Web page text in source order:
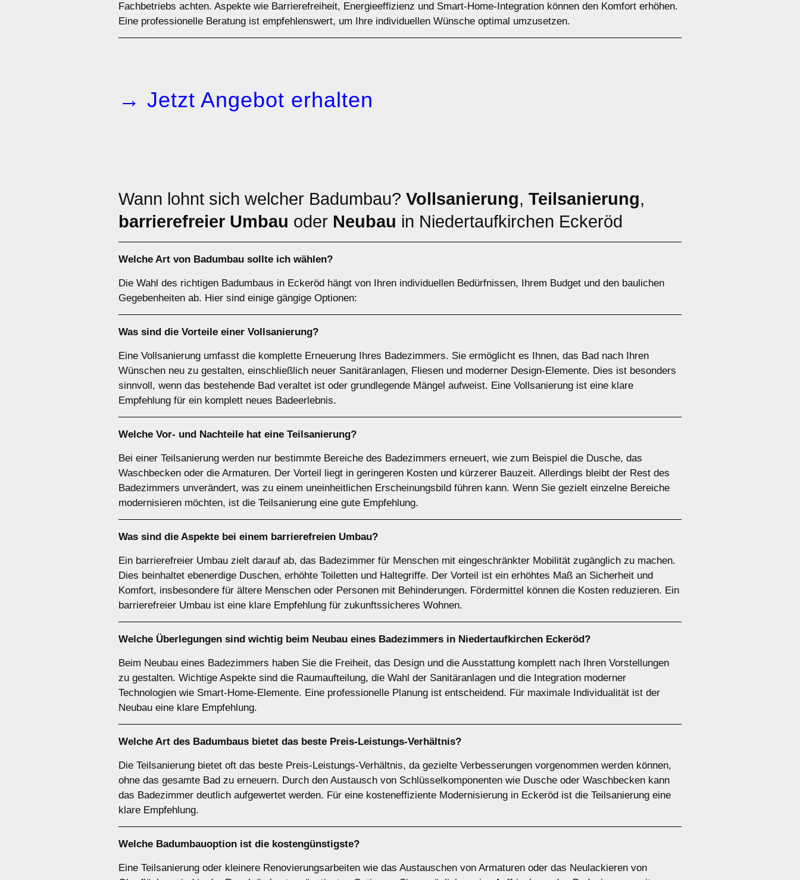
Fachbetriebs achten. Aspekte wie Barrierefreiheit, Energieeffizienz und Smart-Home-Integration können den Komfort erhöhen.
Eine professionelle Beratung ist empfehlenswert, um Ihre individuellen Wünsche optimal umzusetzen.
→ Jetzt Angebot erhalten
Wann lohnt sich welcher Badumbau? Vollsanierung, Teilsanierung,
barrierefreier Umbau oder Neubau in Niedertaufkirchen Eckeröd
Welche Art von Badumbau sollte ich wählen?
Die Wahl des richtigen Badumbaus in Eckeröd hängt von Ihren individuellen Bedürfnissen, Ihrem Budget und den baulichen
Gegebenheiten ab. Hier sind einige gängige Optionen:
Was sind die Vorteile einer Vollsanierung?
Eine Vollsanierung umfasst die komplette Erneuerung Ihres Badezimmers. Sie ermöglicht es Ihnen, das Bad nach Ihren
Wünschen neu zu gestalten, einschließlich neuer Sanitäranlagen, Fliesen und moderner Design-Elemente. Dies ist besonders
sinnvoll, wenn das bestehende Bad veraltet ist oder grundlegende Mängel aufweist. Eine Vollsanierung ist eine klare
Empfehlung für ein komplett neues Badeerlebnis.
Welche Vor- und Nachteile hat eine Teilsanierung?
Bei einer Teilsanierung werden nur bestimmte Bereiche des Badezimmers erneuert, wie zum Beispiel die Dusche, das
Waschbecken oder die Armaturen. Der Vorteil liegt in geringeren Kosten und kürzerer Bauzeit. Allerdings bleibt der Rest des
Badezimmers unverändert, was zu einem uneinheitlichen Erscheinungsbild führen kann. Wenn Sie gezielt einzelne Bereiche
modernisieren möchten, ist die Teilsanierung eine gute Empfehlung.
Was sind die Aspekte bei einem barrierefreien Umbau?
Ein barrierefreier Umbau zielt darauf ab, das Badezimmer für Menschen mit eingeschränkter Mobilität zugänglich zu machen.
Dies beinhaltet ebenerdige Duschen, erhöhte Toiletten und Haltegriffe. Der Vorteil ist ein erhöhtes Maß an Sicherheit und
Komfort, insbesondere für ältere Menschen oder Personen mit Behinderungen. Fördermittel können die Kosten reduzieren. Ein
barrierefreier Umbau ist eine klare Empfehlung für zukunftssicheres Wohnen.
Welche Überlegungen sind wichtig beim Neubau eines Badezimmers in Niedertaufkirchen Eckeröd?
Beim Neubau eines Badezimmers haben Sie die Freiheit, das Design und die Ausstattung komplett nach Ihren Vorstellungen
zu gestalten. Wichtige Aspekte sind die Raumaufteilung, die Wahl der Sanitäranlagen und die Integration moderner
Technologien wie Smart-Home-Elemente. Eine professionelle Planung ist entscheidend. Für maximale Individualität ist der
Neubau eine klare Empfehlung.
Welche Art des Badumbaus bietet das beste Preis-Leistungs-Verhältnis?
Die Teilsanierung bietet oft das beste Preis-Leistungs-Verhältnis, da gezielte Verbesserungen vorgenommen werden können,
ohne das gesamte Bad zu erneuern. Durch den Austausch von Schlüsselkomponenten wie Dusche oder Waschbecken kann
das Badezimmer deutlich aufgewertet werden. Für eine kosteneffiziente Modernisierung in Eckeröd ist die Teilsanierung eine
klare Empfehlung.
Welche Badumbauoption ist die kostengünstigste?
Eine Teilsanierung oder kleinere Renovierungsarbeiten wie das Austauschen von Armaturen oder das Neulackieren von